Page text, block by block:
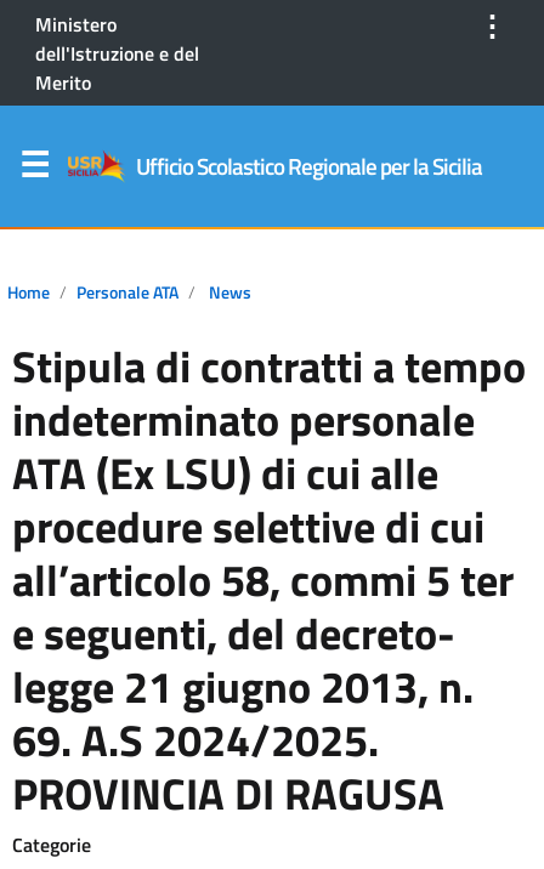
Ministero
dell'Istruzione e del
Merito
⋮
Ufficio Scolastico Regionale per la Sicilia
Home Personale ATA News
Stipula di contratti a tempo
indeterminato personale
ATA (Ex LSU) di cui alle
procedure selettive di cui
all’articolo 58, commi 5 ter
e seguenti, del decreto-
legge 21 giugno 2013, n.
69. A.S 2024/2025.
PROVINCIA DI RAGUSA
Categorie